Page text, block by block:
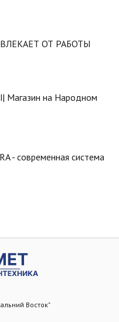
ОТ РАБОТЫ
на Народном
современная система
Восток"